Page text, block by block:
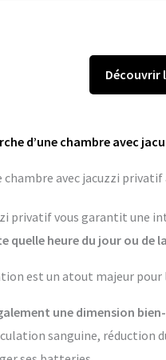
Découvrir
d’une chambre avec
chambre avec jacuzzi privatif
privatif vous garantit une
quelle heure du jour ou de
est un atout majeur pour
une dimension
sanguine, réduction